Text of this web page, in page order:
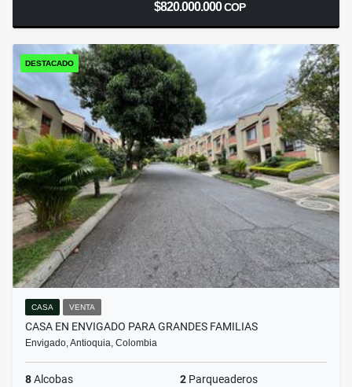
$820.000.000COP
DESTACADO
CASA VENTA
CASA EN ENVIGADO PARA GRANDES FAMILIAS
Envigado, Antioquia, Colombia
8Alcobas 2 Parqueaderos